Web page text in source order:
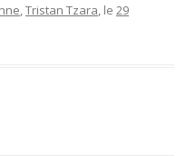
,Tristan Tzara, le 29